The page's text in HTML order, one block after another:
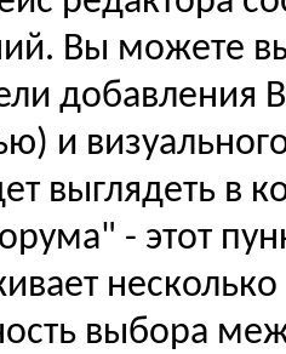
Вы можете
добавления
и
выглядеть в
- этот
выбора